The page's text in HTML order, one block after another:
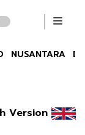
NUSANTARA
Version